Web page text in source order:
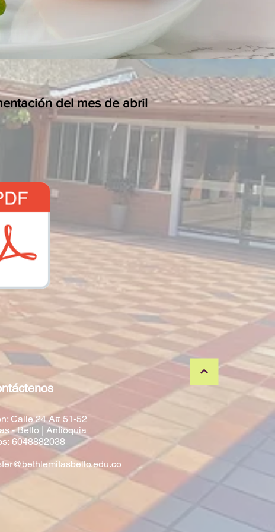
del mes de abril
Calle 24 A# 51-52
- Bello | Antioquia
: 6048882038